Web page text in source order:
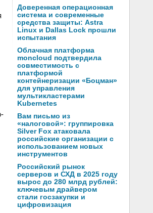
Доверенная операционная
система и современные
средства защиты: Astra
Linux и Dallas Lock прошли
испытания
Облачная платформа
moncloud подтвердила
совместимость с
платформой
контейнеризации «Боцман»
для управления
мультикластерами
Kubernetes
Вам письмо из
«налоговой»: группировка
Silver Fox атаковала
российские организации с
использованием новых
инструментов
Российский рынок
серверов и СХД в 2025 году
вырос до 280 млрд рублей:
ключевым драйвером
стали госзакупки и
цифровизация